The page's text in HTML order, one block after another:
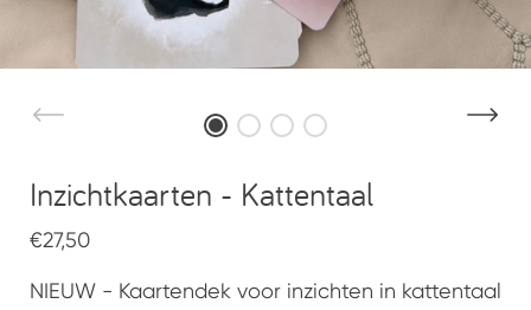
Inzichtkaarten - Kattentaal
€27,50
NIEUW - Kaartendek voor inzichten in kattentaal